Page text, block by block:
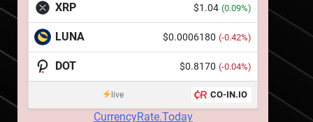
XRP $1.04 (0.09%)
LUNA $0.0006180 (-0.42%)
DOT $0.8170 (-0.04%)
live CO-IN.IO
CurrencyRate.Today
asupra banilor în era
7
WhiteBIT și FC Barcelona
semnează un acord pe
cinci ani pentru a stimula
implicarea fanilor și
STIRI